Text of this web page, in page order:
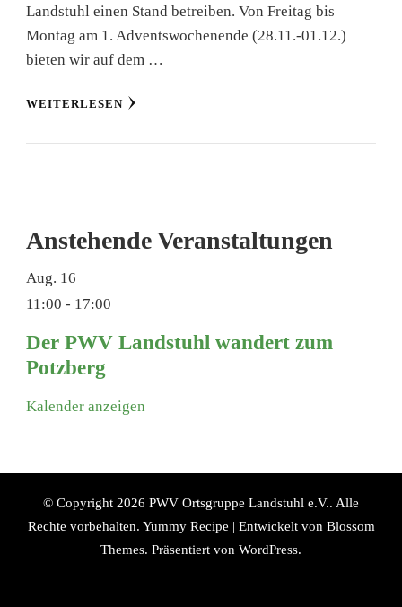
Landstuhl einen Stand betreiben. Von Freitag bis
Montag am 1. Adventswochenende (28.11.-01.12.)
bieten wir auf dem …
WEITERLESEN
Anstehende Veranstaltungen
Aug. 16
11:00 - 17:00
Der PWV Landstuhl wandert zum
Potzberg
Kalender anzeigen
© Copyright 2026 PWV Ortsgruppe Landstuhl e.V.. Alle
Rechte vorbehalten. Yummy Recipe | Entwickelt von Blossom
Themes. Präsentiert von WordPress.